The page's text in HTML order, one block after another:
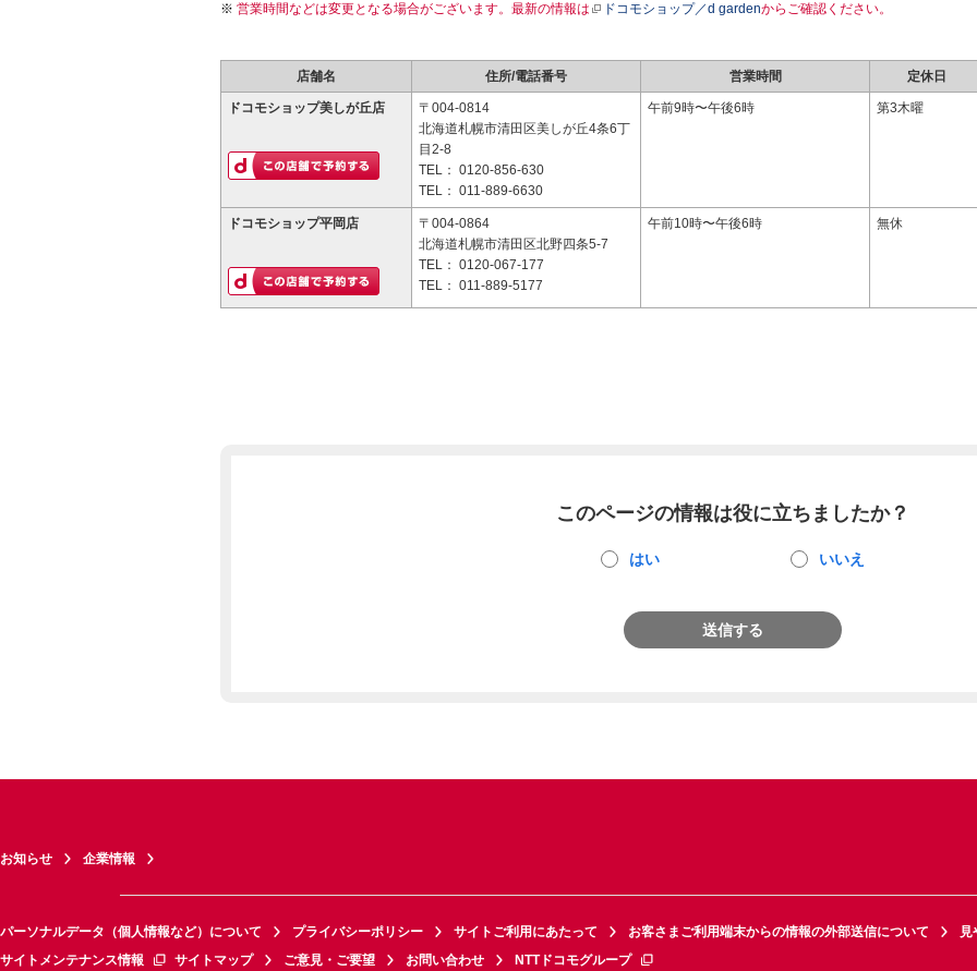
営業時間などは変更となる場合がございます。最新の情報は ドコモショップ／d gardenからご確認ください。
店舗名 住所/電話番号 営業時間 定休日
ドコモショップ美しが丘店
〒004-0814
北海道札幌市清田区美しが丘4条6丁
目2-8
TEL： 0120-856-630
TEL： 011-889-6630
午前9時〜午後6時 第3木曜
ドコモショップ平岡店
〒004-0864
北海道札幌市清田区北野四条5-7
TEL： 0120-067-177
TEL： 011-889-5177
午前10時〜午後6時 無休
このページの情報は役に立ちましたか？
はい いいえ
送信する
お知らせ 企業情報
パーソナルデータ（個人情報など）について プライバシーポリシー サイトご利用にあたって お客さまご利用端末からの情報の外部送信について
見
サイトメンテナンス情報
サイトマップ ご意見・ご要望 お問い合わせ NTTドコモグループ